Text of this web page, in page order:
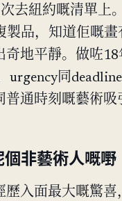
去紐約嘅清單上
製品，知道佢嘅
奇地平靜。做咗
urgency同
通時刻嘅藝術吸
非藝術人嘅嘢
歷入面最大嘅驚喜